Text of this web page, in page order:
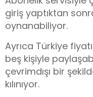
giriş yaptıktan
oynanabiliyor.
Ayrıca Türkiye
beş kişiyle
çevrimdışı bir
kılınıyor.